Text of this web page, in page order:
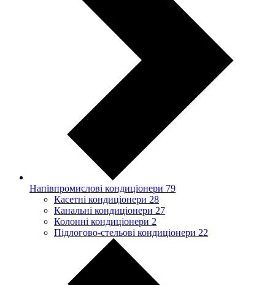
Напівпромислові кондиціонери 79
Касетні кондиціонери 28
Канальні кондиціонери 27
Колонні кондиціонери 2
Підлогово-стельові кондиціонери 22